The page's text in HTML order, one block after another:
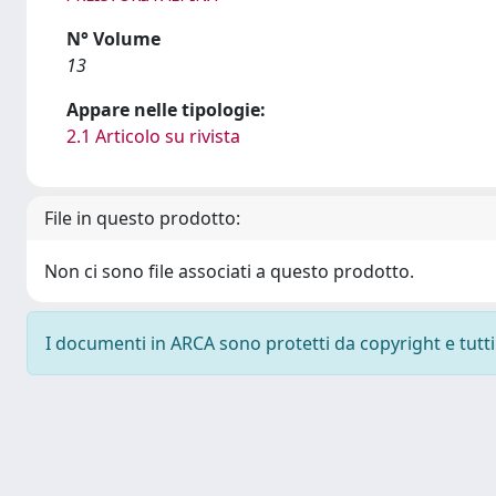
N° Volume
13
Appare nelle tipologie:
2.1 Articolo su rivista
File in questo prodotto:
Non ci sono file associati a questo prodotto.
I documenti in ARCA sono protetti da copyright e